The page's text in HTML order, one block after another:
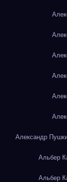
Александр
Альбер
Альбер